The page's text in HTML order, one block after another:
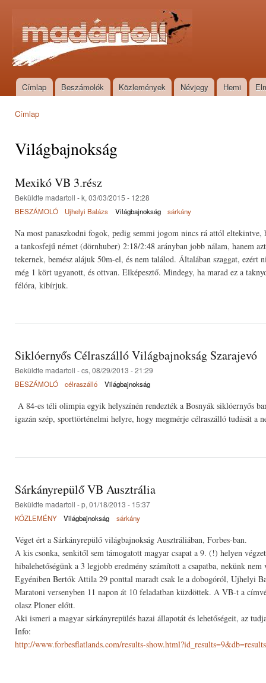
Madártoll
Főmenü
Címlap Beszámolók Közlemények Névjegy Hemi
Címlap
Világbajnokság
Mexikó VB 3.rész
Beküldte madartoll - k, 03/03/2015 - 12:28
BESZÁMOLÓ Ujhelyi Balázs Világbajnokság sárkány
Na most panaszkodni fogok, pedig semmi jogom nincs rá attól
a tankosfejű német (dörnhuber) 2:18/2:48 arányban jobb nálam, hanem
tekernek, bemész alájuk 50m-el, és nem találod. Általában szaggat, ezért
még 1 kört ugyanott, és ottvan. Elképesztő. Mindegy, ha marad ez a
félóra, kibírjuk.
Siklóernyős Célraszálló Világbajnokság Szarajevó
Beküldte madartoll - cs, 08/29/2013 - 21:29
BESZÁMOLÓ célraszálló Világbajnokság
A 84-es téli olimpia egyik helyszínén rendezték a Bosnyák siklóernyős
igazán szép, sporttörténelmi helyre, hogy megmérje célraszálló tudását a
Sárkányrepülő VB Ausztrália
Beküldte madartoll - p, 01/18/2013 - 15:37
KÖZLEMÉNY Világbajnokság sárkány
Véget ért a Sárkányrepülő világbajnokság Ausztráliában, Forbes-ban.
A kis csonka, senkitől sem támogatott magyar csapat a 9. (!) helyen
hibalehetőségünk a 3 legjobb eredmény számított a csapatba, nekünk
Egyéniben Bertók Attila 29 ponttal maradt csak le a dobogóról, Ujhelyi
Maratoni versenyben 11 napon át 10 feladatban küzdöttek. A VB-t a
olasz Ploner előtt.
Aki ismeri a magyar sárkányrepülés hazai állapotát és lehetőségeit, az
Info:
http://www.forbesflatlands.com/results-